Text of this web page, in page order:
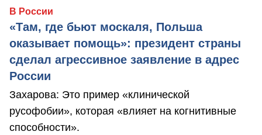
В России
«Там, где бьют москаля, Польша
оказывает помощь»: президент страны
сделал агрессивное заявление в адрес
России
Захарова: Это пример «клинической
русофобии», которая «влияет на когнитивные
способности».